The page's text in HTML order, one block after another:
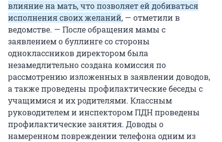
влияние на мать, что позволяет ей добиваться
исполнения своих желаний, — отметили в
ведомстве. — После обращения мамы с
заявлением о буллинге со стороны
одноклассников директором была
незамедлительно создана комиссия по
рассмотрению изложенных в заявлении доводов,
а также проведены профилактические беседы с
учащимися и их родителями. Классным
руководителем и инспектором ПДН проведены
профилактические занятия. Доводы о
намеренном повреждении телефона одним из